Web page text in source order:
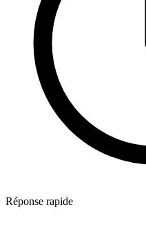
Réponse rapide